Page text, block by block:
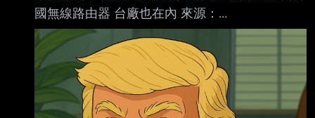
國無線路由器 台廠也在內 來源：
https://myppt.cc/SK3S6s 內文： 鉅亨網編譯劉祥
航 綜合報導 2026-03-24 15:07 美國聯邦通信
委員會 (FCC) 周一 (23 日) 宣布，禁止授權進口
所有在國外生產的新款消費型無線路由器，並將
其列入「受規管清單」(Covered List)。這項決定